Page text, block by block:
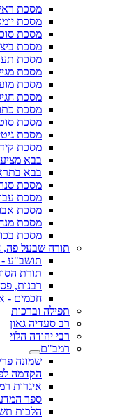
מסכת
מסכת
מסכת
מסכת
מסכת
מסכת
מסכת
מסכת
מסכת
מסכת
מסכת
מסכת
בבא
בבא
מסכת
מסכת
מסכת
מסכת
מסכת
תורה שבעל פה,
תושב"ע -
תורת
רבנות,
חכמים -
תפילה וברכות
רב סעדיה גאון
רבי יהודה הלוי
רמב"ם
שמונה
הקדמה
איגרות
ספר
הלכות